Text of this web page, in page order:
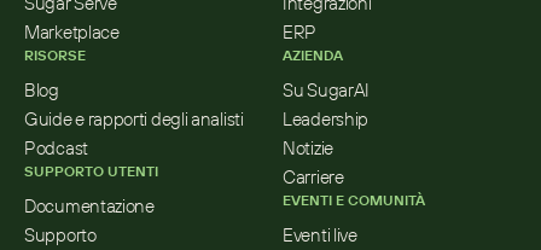
Marketplace
RISORSE
Blog
Guide e rapporti degli analisti
Podcast
SUPPORTO UTENTI
Documentazione
Supporto
ERP
AZIENDA
Su SugarAI
Leadership
Notizie
Carriere
EVENTI E COMUNITÀ
Eventi live